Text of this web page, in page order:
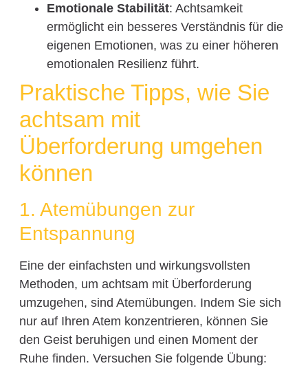
Emotionale Stabilität: Achtsamkeit
ermöglicht ein besseres Verständnis für die
eigenen Emotionen, was zu einer höheren
emotionalen Resilienz führt.
Praktische Tipps, wie Sie
achtsam mit
Überforderung umgehen
können
1. Atemübungen zur
Entspannung
Eine der einfachsten und wirkungsvollsten
Methoden, um achtsam mit Überforderung
umzugehen, sind Atemübungen. Indem Sie sich
nur auf Ihren Atem konzentrieren, können Sie
den Geist beruhigen und einen Moment der
Ruhe finden. Versuchen Sie folgende Übung: